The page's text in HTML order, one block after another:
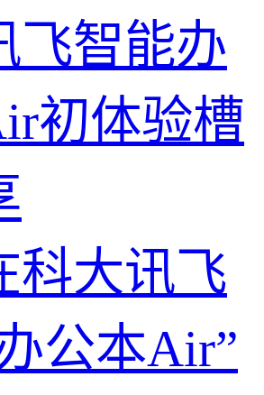
飞智能办
初体验槽
科大讯飞
公本Air”